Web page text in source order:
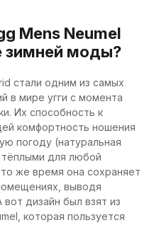
Mens Neumel
зимней моды?
стали одним из самых
в мире угги с момента
Их способность к
комфортность ношения
погоду (натуральная
для любой
же время она сохраняет
выводя
дизайн был взят из
которая пользуется